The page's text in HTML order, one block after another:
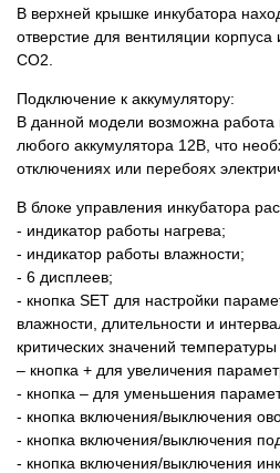
В верхней крышке инкубатора
отверстие для вентиляции корпуса
СО2.
Подключение к аккумулятору:
В данной модели возможна работа
любого аккумулятора 12В, что
отключениях или перебоях
В блоке управления инкубатора
- индикатор работы нагрева;
- индикатор работы влажности;
- 6 дисплеев;
- кнопка SET для настройки
влажности, длительности и
критических значений
– кнопка + для увеличения
- кнопка – для уменьшения
- кнопка включения/выключения
- кнопка включения/выключения
- кнопка включения/выключения